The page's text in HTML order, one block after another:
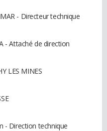
- Directeur technique
- Attaché de direction
LES MINES
- Direction technique